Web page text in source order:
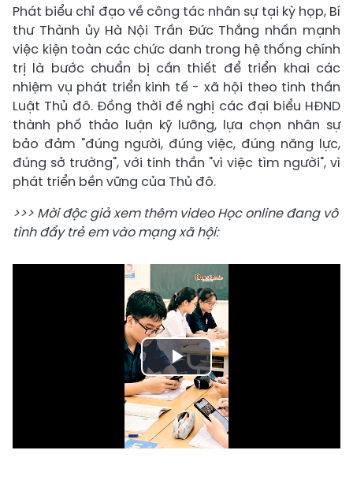
Phát biểu chỉ đạo về công tác nhân sự tại kỳ họp, Bí
thư Thành ủy Hà Nội Trần Đức Thắng nhấn mạnh
việc kiện toàn các chức danh trong hệ thống chính
trị là bước chuẩn bị cần thiết để triển khai các
nhiệm vụ phát triển kinh tế - xã hội theo tinh thần
Luật Thủ đô. Đồng thời đề nghị các đại biểu HĐND
thành phố thảo luận kỹ lưỡng, lựa chọn nhân sự
bảo đảm "đúng người, đúng việc, đúng năng lực,
đúng sở trường", với tinh thần "vì việc tìm người", vì
phát triển bền vững của Thủ đô.
>>> Mời độc giả xem thêm video Học online đang vô
tình đẩy trẻ em vào mạng xã hội:
Play
Video